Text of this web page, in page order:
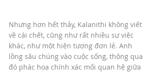
Nhưng hơn hết thảy, Kalanithi không viết
về cái chết, cũng như rất nhiều sự việc
khác, như một hiện tượng đơn lẻ. Anh
lồng sâu chúng vào cuộc sống, thông qua
đó phác hoạ chính xác mối quan hệ giữa